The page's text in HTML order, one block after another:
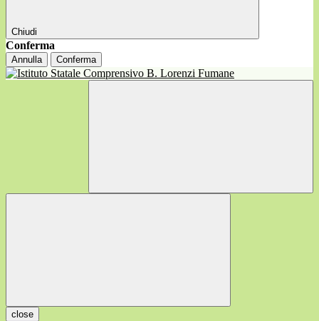
Chiudi
Conferma
Annulla Conferma
close